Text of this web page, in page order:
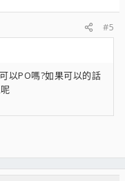
#5
以PO嗎?如果可以的話